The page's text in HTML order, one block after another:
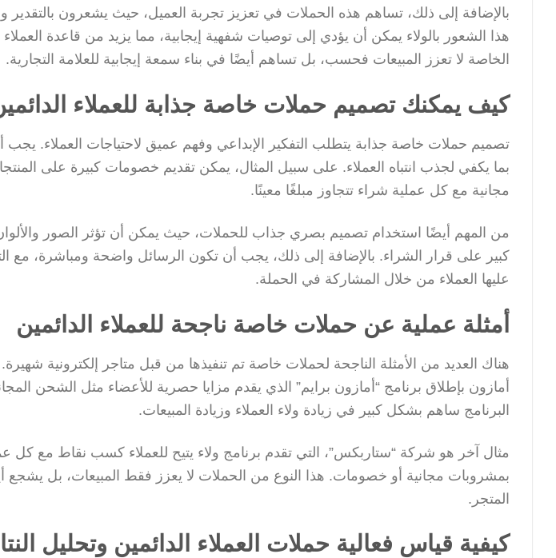
بالإضافة إلى ذلك، تساهم هذه الحملات في تعزيز تجربة العميل، حيث يشعرون بالتقدير
هذا الشعور بالولاء يمكن أن يؤدي إلى توصيات شفهية إيجابية، مما يزيد من قاعدة العملاء
الخاصة لا تعزز المبيعات فحسب، بل تساهم أيضًا في بناء سمعة إيجابية للعلامة التجارية.
كيف يمكنك تصميم حملات خاصة جذابة للعملاء
تصميم حملات خاصة جذابة يتطلب التفكير الإبداعي وفهم عميق لاحتياجات العملاء.
بما يكفي لجذب انتباه العملاء. على سبيل المثال، يمكن تقديم خصومات كبيرة على
مجانية مع كل عملية شراء تتجاوز مبلغًا معينًا.
من المهم أيضًا استخدام تصميم بصري جذاب للحملات، حيث يمكن أن تؤثر الصور
كبير على قرار الشراء. بالإضافة إلى ذلك، يجب أن تكون الرسائل واضحة ومباشرة، مع
عليها العملاء من خلال المشاركة في الحملة.
أمثلة عملية عن حملات خاصة ناجحة للعملاء الدائمين
هناك العديد من الأمثلة الناجحة لحملات خاصة تم تنفيذها من قبل متاجر إلكترونية
أمازون بإطلاق برنامج “أمازون برايم” الذي يقدم مزايا حصرية للأعضاء مثل الشحن
البرنامج ساهم بشكل كبير في زيادة ولاء العملاء وزيادة المبيعات.
مثال آخر هو شركة “ستاربكس”، التي تقدم برنامج ولاء يتيح للعملاء كسب نقاط مع كل
بمشروبات مجانية أو خصومات. هذا النوع من الحملات لا يعزز فقط المبيعات، بل يشجع
المتجر.
كيفية قياس فعالية حملات العملاء الدائمين وتحليل